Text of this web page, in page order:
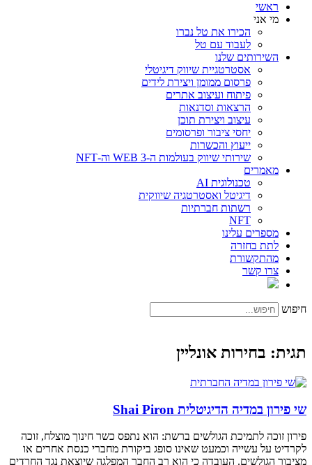
ראשי
מי אני
הכירו את טל נברו
לעבוד עם טל
השירותים שלנו
אסטרטגיית שיווק דיגיטלי
פרסום ממומן ויצירת לידים
פיתוח ועיצוב אתרים
הרצאות וסדנאות
עיצוב ויצירת תוכן
יחסי ציבור ופרסומים
ייעוץ והכשרות
שירותי שיווק בעולמות ה-WEB 3 וה-NFT
מאמרים
טכנולוגית AI
דיגיטל ואסטרטגיה שיווקית
רשתות חברתיות
NFT
מספרים עלינו
לתת בחזרה
מהתקשורת
צרו קשר
חיפוש
תגית: בחירות אונליין
שי פירון במדיה הדיגיטלית Shai Piron
פירון זוכה לתמיכת הגולשים ברשת: הוא נתפס כשר חינוך מוצלח, זוכה
לקרדיט על עשייה וכמעט שאינו סופג ביקורת מחברי כנסת אחרים או
מציבור הגולשים. העובדה כי הוא רב החבר המפלגה שיוצאת נגד החרדים